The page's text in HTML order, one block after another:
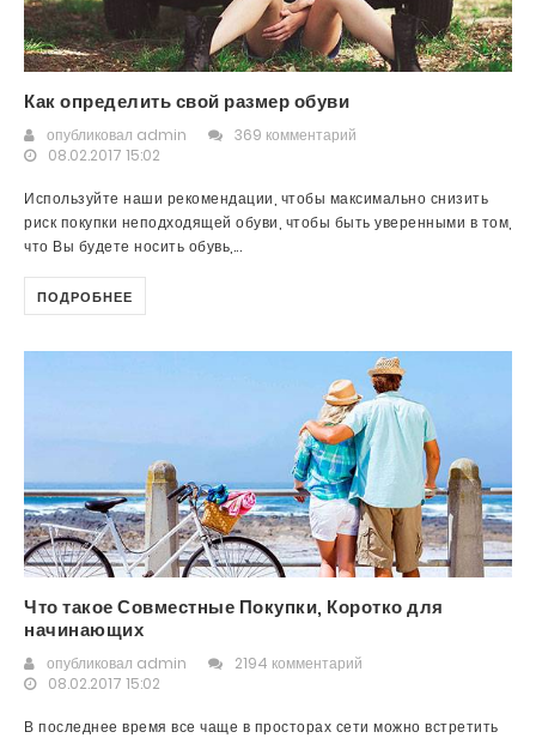
Как определить свой размер обуви
опубликовал admin
369 комментарий
08.02.2017 15:02
Используйте наши рекомендации, чтобы максимально снизить
риск покупки неподходящей обуви, чтобы быть уверенными в том,
что Вы будете носить обувь,...
ПОДРОБНЕЕ
Что такое Совместные Покупки, Коротко для
начинающих
опубликовал admin
2194 комментарий
08.02.2017 15:02
В последнее время все чаще в просторах сети можно встретить